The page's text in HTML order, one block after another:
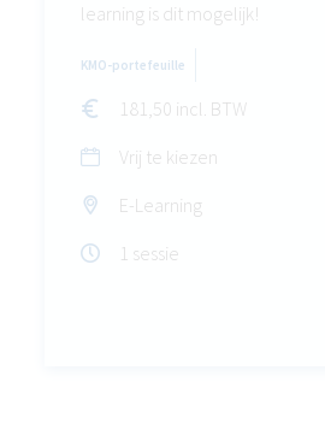
learning is dit mogelijk!
KMO-portefeuille
181,50 incl. BTW
Vrij te kiezen
E-Learning
1 sessie